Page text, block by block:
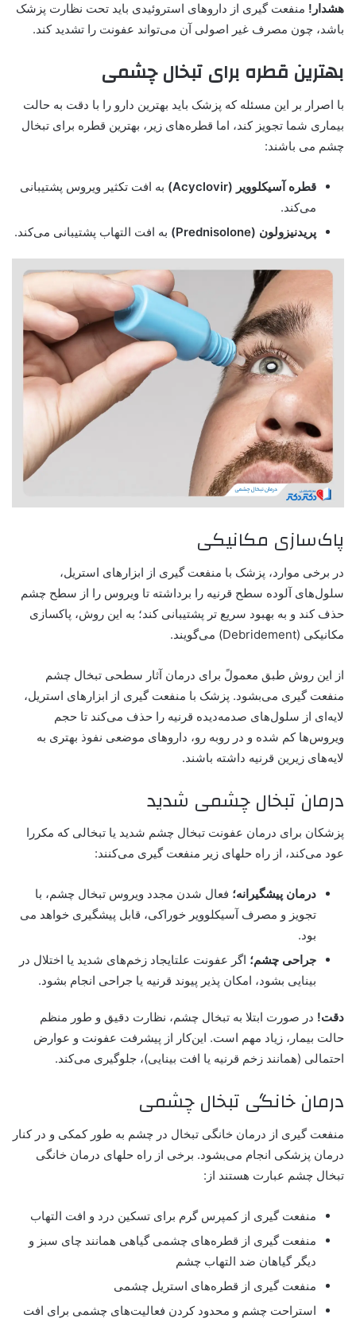
هشدار! منفعت گیری از داروهای استروئیدی باید تحت نظارت پزشک
باشد، چون مصرف غیر اصولی آن می‌تواند عفونت را تشدید کند.
بهترین قطره برای تبخال چشمی
با اصرار بر این مسئله که پزشک باید بهترین دارو را با دقت به حالت
بیماری شما تجویز کند، اما قطره‌های زیر، بهترین قطره برای تبخال
چشم می باشند:
قطره آسیکلوویر (Acyclovir)
به افت تکثیر ویروس پشتیبانی
می‌کند.
پریدنیزولون (Prednisolone)
به افت التهاب پشتیبانی می‌کند.
پاک‌سازی مکانیکی
در برخی موارد، پزشک با منفعت گیری از ابزارهای استریل،
سلول‌های آلوده سطح قرنیه را برداشته تا ویروس را از سطح چشم
حذف کند و به بهبود سریع تر پشتیبانی کند؛ به این روش، پاکسازی
مکانیکی (Debridement) می‌گویند.
از این روش طبق معمولً برای درمان آثار سطحی تبخال چشم
منفعت گیری می‌بشود. پزشک با منفعت گیری از ابزارهای استریل،
لایه‌ای از سلول‌های صدمه‌دیده قرنیه را حذف می‌کند تا حجم
ویروس‌ها کم شده و در روبه رو، داروهای موضعی نفوذ بهتری به
لایه‌های زیرین قرنیه داشته باشند.
درمان تبخال چشمی شدید
پزشکان برای درمان عفونت تبخال چشم شدید یا تبخالی که مکررا
عود می‌کند، از راه حلهای زیر منفعت گیری می‌کنند:
درمان پیشگیرانه؛ فعال شدن مجدد ویروس تبخال چشم، با
تجویز و مصرف آسیکلوویر خوراکی، قابل پیشگیری خواهد می
بود.
جراحی چشم؛ اگر عفونت علتایجاد زخم‌های شدید یا اختلال در
بینایی بشود، امکان پذیر پیوند قرنیه یا جراحی انجام بشود.
دقت! در صورت ابتلا به تبخال چشم، نظارت دقیق و طور منظم
حالت بیمار، زیاد مهم است. این‌کار از پیشرفت عفونت و عوارض
احتمالی (همانند زخم قرنیه یا افت بینایی)، جلوگیری می‌کند.
درمان خانگی تبخال چشمی
منفعت گیری از درمان خانگی تبخال در چشم به طور کمکی و در کنار
درمان پزشکی انجام می‌بشود. برخی از راه حلهای درمان خانگی
تبخال چشم عبارت هستند از:
منفعت گیری از کمپرس گرم برای تسکین درد و افت التهاب
منفعت گیری از قطره‌های چشمی گیاهی همانند چای سبز و
دیگر گیاهان ضد التهاب چشم
منفعت گیری از قطره‌های استریل چشمی
استراحت چشم و محدود کردن فعالیت‌های چشمی برای افت